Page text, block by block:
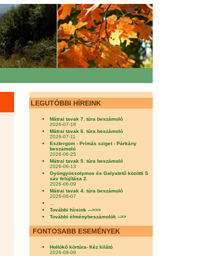
LEGUTÓBBI HÍREINK
Mátrai tavak 7. túra beszámoló
2026-07-18
Mátrai tavak 6. túra beszámoló
2026-07-11
Esztergom - Prímás sziget - Párkány
beszámoló
2026-06-25
Mátrai tavak 5. túra beszámoló
2026-06-13
Gyöngyössolymos és Galyatető közötti S
sáv felújítása 2.
2026-06-09
Mátrai tavak 4. túra beszámoló
2026-06-07
További híreink --->>>
További élménybeszámolók -->>
FONTOSABB ESEMÉNYEK
Hollókő körtúra- Kéz kilátó
2026-08-09